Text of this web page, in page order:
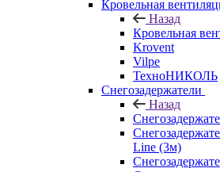
Кровельная
Назад
Кровельная
Krovent
Vilpe
ТехноНИКОЛЬ
Снегозадержатели
Назад
Line (3м)